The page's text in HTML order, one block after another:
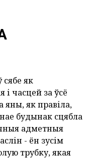
як
і часцей за ўсё
яны, як правіла,
будынак сцябла
адметныя
- ён зусім
трубку, якая